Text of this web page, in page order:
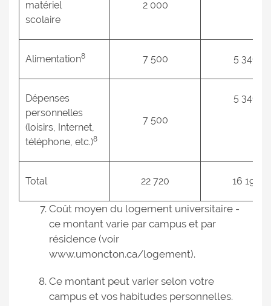
matériel
scolaire
2 000
Alimentation8 7 500 5 346
Dépenses
personnelles
(loisirs, Internet,
téléphone, etc.)8
7 500
5 346
Total 22 720 16 195
Coût moyen du logement universitaire -
ce montant varie par campus et par
résidence (voir
www.umoncton.ca/logement).
Ce montant peut varier selon votre
campus et vos habitudes personnelles.